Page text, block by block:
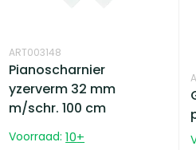
ART003148
Pianoscharnier
yzerverm 32 mm
m/schr. 100 cm
Voorraad: 10+